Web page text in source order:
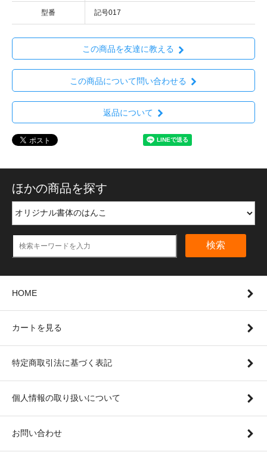
型番 記号017
この商品を友達に教える
この商品について問い合わせる
返品について
ほかの商品を探す
検索
HOME
カートを見る
特定商取引法に基づく表記
個人情報の取り扱いについて
お問い合わせ